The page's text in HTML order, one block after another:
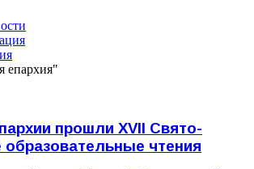
епархия"
прошли XVII Свято-
чтения